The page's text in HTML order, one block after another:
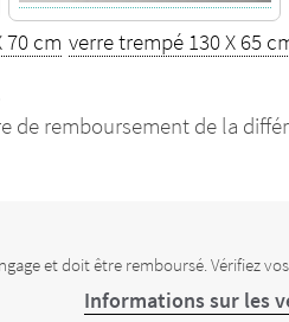
70 cm verre trempé 130 X 65
de remboursement de la
et doit être remboursé. Vérifiez
Informations sur les